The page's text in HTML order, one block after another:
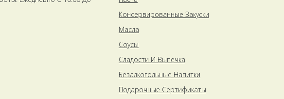
Консервированные Закуски
Масла
Соусы
Сладости И Выпечка
Безалкогольные Напитки
Подарочные Сертификаты